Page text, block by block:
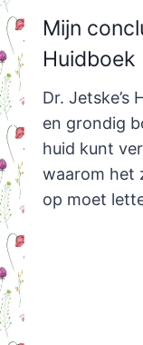
Mijn
Huidboek
Dr. Jetske’s
en grondig
huid kunt
waarom het
op moet